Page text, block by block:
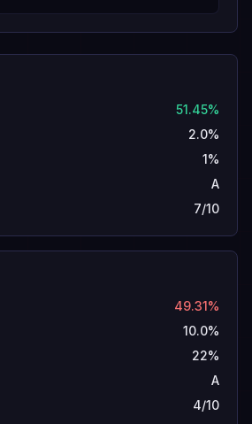
51.45%
2.0%
1%
A
7/10
49.31%
10.0%
22%
A
4/10